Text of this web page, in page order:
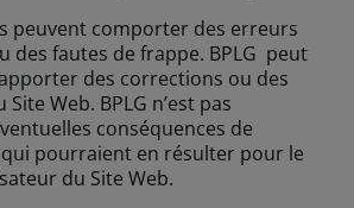
peuvent comporter des erreurs
des fautes de frappe. BPLG peut
des corrections ou des
Web. BPLG n’est pas
conséquences de
pourraient en résulter pour le
du Site Web.